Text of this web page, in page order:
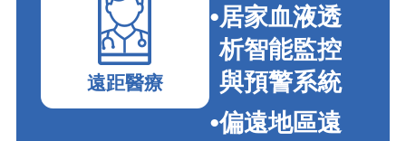
遠距醫療
居家血液透
析智能監控
與預警系統
偏遠地區遠